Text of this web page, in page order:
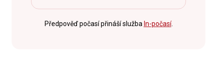
Předpověď počasí přináší služba In-počasí.